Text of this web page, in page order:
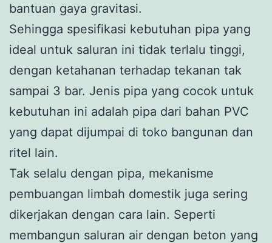
bantuan gaya gravitasi.
Sehingga spesifikasi kebutuhan pipa yang
ideal untuk saluran ini tidak terlalu tinggi,
dengan ketahanan terhadap tekanan tak
sampai 3 bar. Jenis pipa yang cocok untuk
kebutuhan ini adalah pipa dari bahan PVC
yang dapat dijumpai di toko bangunan dan
ritel lain.
Tak selalu dengan pipa, mekanisme
pembuangan limbah domestik juga sering
dikerjakan dengan cara lain. Seperti
membangun saluran air dengan beton yang